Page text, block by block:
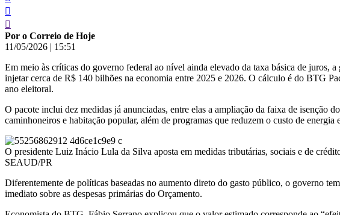
Por o Correio de Hoje
11/05/2026 | 15:51
Em meio às críticas do governo federal ao nível ainda elevado da taxa básica de
injetar cerca de R$ 140 bilhões na economia entre 2025 e 2026. O cálculo é do BTG
ano eleitoral.
O pacote inclui dez medidas já anunciadas, entre elas a ampliação da faixa de isenção
caminhoneiros e habitação popular, além de programas que reduzem o custo de
O presidente Luiz Inácio Lula da Silva aposta em medidas tributárias, sociais e de
SEAUD/PR
Diferentemente de políticas baseadas no aumento direto do gasto público, o governo
imediato sobre as despesas primárias do Orçamento.